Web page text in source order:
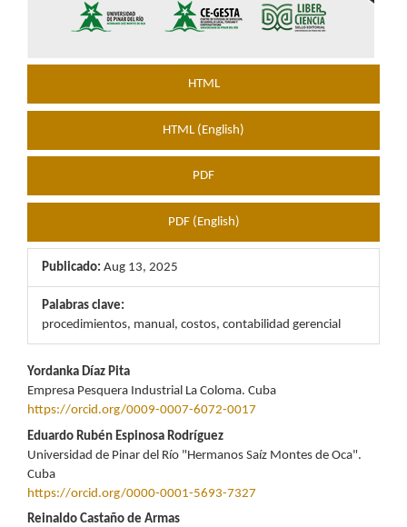
HTML
HTML (English)
PDF
PDF (English)
Publicado: Aug 13, 2025
Palabras clave:
procedimientos, manual, costos, contabilidad gerencial
Contenido
principal
del
artículo
Yordanka Díaz Pita
Empresa Pesquera Industrial La Coloma. Cuba
https://orcid.org/0009-0007-6072-0017
Eduardo Rubén Espinosa Rodríguez
Universidad de Pinar del Río "Hermanos Saíz Montes de Oca".
Cuba
https://orcid.org/0000-0001-5693-7327
Reinaldo Castaño de Armas